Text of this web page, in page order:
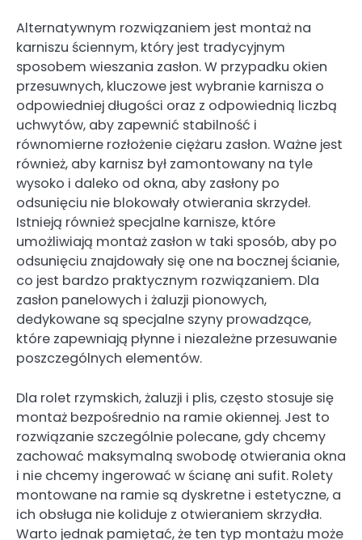
Alternatywnym rozwiązaniem jest montaż na
karniszu ściennym, który jest tradycyjnym
sposobem wieszania zasłon. W przypadku okien
przesuwnych, kluczowe jest wybranie karnisza o
odpowiedniej długości oraz z odpowiednią liczbą
uchwytów, aby zapewnić stabilność i
równomierne rozłożenie ciężaru zasłon. Ważne jest
również, aby karnisz był zamontowany na tyle
wysoko i daleko od okna, aby zasłony po
odsunięciu nie blokowały otwierania skrzydeł.
Istnieją również specjalne karnisze, które
umożliwiają montaż zasłon w taki sposób, aby po
odsunięciu znajdowały się one na bocznej ścianie,
co jest bardzo praktycznym rozwiązaniem. Dla
zasłon panelowych i żaluzji pionowych,
dedykowane są specjalne szyny prowadzące,
które zapewniają płynne i niezależne przesuwanie
poszczególnych elementów.
Dla rolet rzymskich, żaluzji i plis, często stosuje się
montaż bezpośrednio na ramie okiennej. Jest to
rozwiązanie szczególnie polecane, gdy chcemy
zachować maksymalną swobodę otwierania okna
i nie chcemy ingerować w ścianę ani sufit. Rolety
montowane na ramie są dyskretne i estetyczne, a
ich obsługa nie koliduje z otwieraniem skrzydła.
Warto jednak pamiętać, że ten typ montażu może